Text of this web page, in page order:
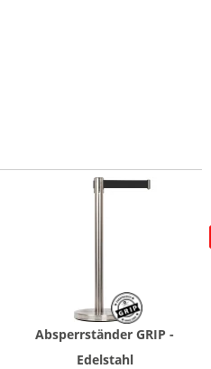
Absperrständer GRIP -
Edelstahl